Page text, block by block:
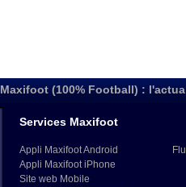
Maxifoot (100% Football) :
Services Maxifoot
Appli Maxifoot Android
Appli Maxifoot iPhone
Site web Mobile